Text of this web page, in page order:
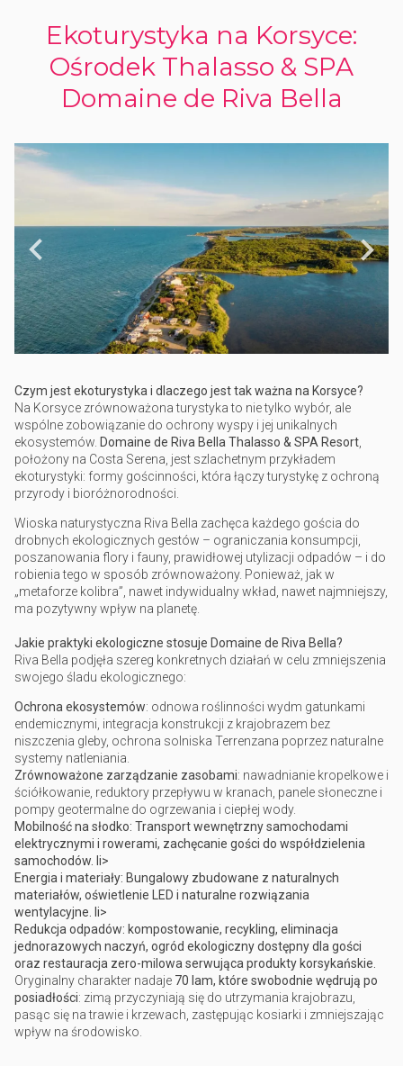
Ekoturystyka na Korsyce:
Ośrodek Thalasso & SPA
Domaine de Riva Bella
Czym jest ekoturystyka i dlaczego jest tak ważna na Korsyce?
Na Korsyce zrównoważona turystyka to nie tylko wybór, ale
wspólne zobowiązanie do ochrony wyspy i jej unikalnych
ekosystemów. Domaine de Riva Bella Thalasso & SPA Resort
położony na Costa Serena, jest szlachetnym przykładem
ekoturystyki: formy gościnności, która łączy turystykę z ochroną
przyrody i bioróżnorodności.
Wioska naturystyczna Riva Bella zachęca każdego gościa do
drobnych ekologicznych gestów – ograniczania konsumpcji,
poszanowania flory i fauny, prawidłowej utylizacji odpadów – i do
robienia tego w sposób zrównoważony. Ponieważ, jak w
„metaforze kolibra”, nawet indywidualny wkład, nawet najmniejszy,
ma pozytywny wpływ na planetę.
Jakie praktyki ekologiczne stosuje Domaine de Riva Bella?
Riva Bella podjęła szereg konkretnych działań w celu zmniejszenia
swojego śladu ekologicznego:
Ochrona ekosystemów: odnowa roślinności wydm gatunkami
endemicznymi, integracja konstrukcji z krajobrazem bez
niszczenia gleby, ochrona solniska Terrenzana poprzez naturalne
systemy natleniania.
Zrównoważone zarządzanie zasobami: nawadnianie kropelkowe i
ściółkowanie, reduktory przepływu w kranach, panele słoneczne i
pompy geotermalne do ogrzewania i ciepłej wody.
Mobilność na słodko: Transport wewnętrzny samochodami
elektrycznymi i rowerami, zachęcanie gości do współdzielenia
samochodów. li>
Energia i materiały: Bungalowy zbudowane z naturalnych
materiałów, oświetlenie LED i naturalne rozwiązania
wentylacyjne. li>
Redukcja odpadów: kompostowanie, recykling, eliminacja
jednorazowych naczyń, ogród ekologiczny dostępny dla gości
oraz restauracja zero-milowa serwująca produkty korsykańskie.
Oryginalny charakter nadaje 70 lam, które swobodnie wędrują po
posiadłości: zimą przyczyniają się do utrzymania krajobrazu,
pasąc się na trawie i krzewach, zastępując kosiarki i zmniejszając
wpływ na środowisko.